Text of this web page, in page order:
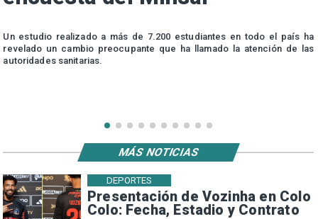
Un estudio realizado a más de 7.200 estudiantes en todo el país ha
revelado un cambio preocupante que ha llamado la atención de las
autoridades sanitarias.
Presentación de Vozinha en Colo
Colo: Fecha, Estadio y Contrato
DEPORTES
MÁS NOTICIAS